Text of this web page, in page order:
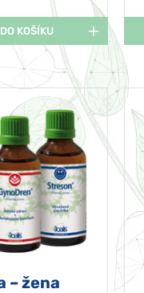
KOŠÍKU
– žena